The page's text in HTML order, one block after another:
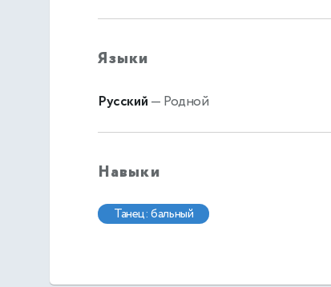
Языки
Русский — Родной
Навыки
танец: бальный